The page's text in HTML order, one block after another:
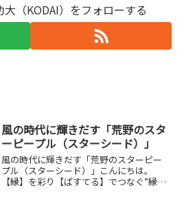
（KODAI）をフォローする
風の時代に輝きだす「荒野のスタ
ーピープル（スターシード）」
風の時代に輝きだす「荒野のスターピー
プル（スターシード）」こんにちは。
【縁】を彩り【ぱすてる】でつなぐ”縁ぱ